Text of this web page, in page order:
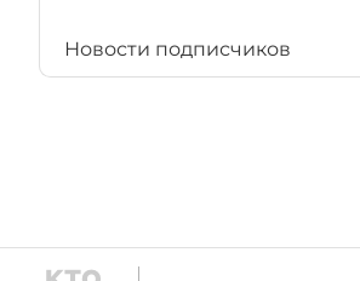
Новости подписчиков